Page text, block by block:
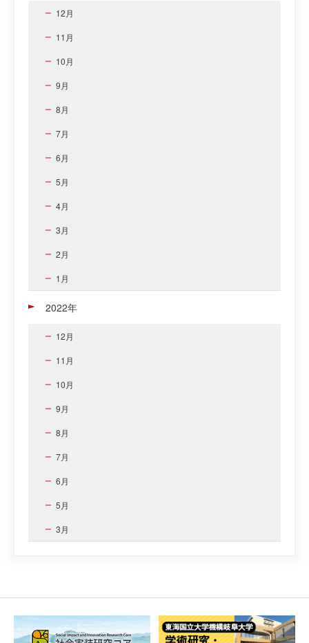
12月
11月
10月
9月
8月
7月
6月
5月
4月
3月
2月
1月
2022年
12月
11月
10月
9月
8月
7月
6月
5月
3月